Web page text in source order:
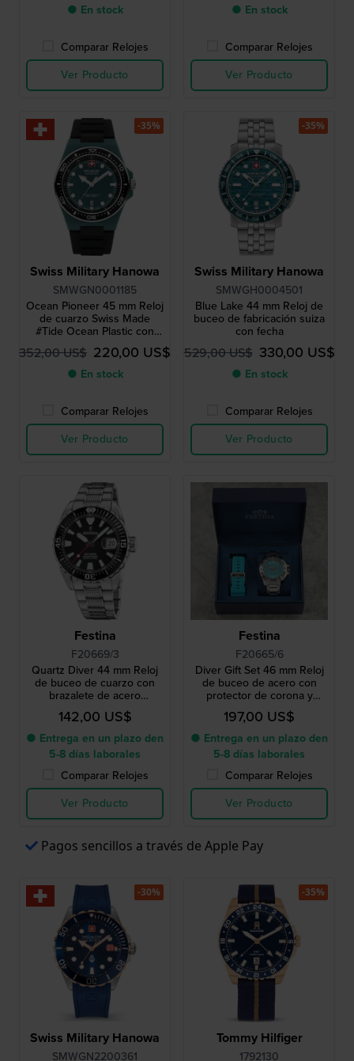
● En stock
Comparar Relojes
Ver Producto
● En stock
Comparar Relojes
Ver Producto
Swiss Military Hanowa
SMWGN0001185
Ocean Pioneer 45 mm Reloj
de cuarzo Swiss Made
#Tide Ocean Plastic con
fecha
352,00 US$ 220,00 US$
● En stock
Comparar Relojes
Ver Producto
-35%
Swiss Military Hanowa
SMWGH0004501
Blue Lake 44 mm Reloj de
buceo de fabricación suiza
con fecha
529,00 US$ 330,00 US$
● En stock
Comparar Relojes
Ver Producto
-35%
Festina
F20669/3
Quartz Diver 44 mm Reloj
de buceo de cuarzo con
brazalete de acero
inoxidable
142,00 US$
● Entrega en un plazo den
5-8 días laborales
Comparar Relojes
Ver Producto
Festina
F20665/6
Diver Gift Set 46 mm Reloj
de buceo de acero con
protector de corona y
correa adicional de silicona
turquesa
197,00 US$
● Entrega en un plazo den
5-8 días laborales
Comparar Relojes
Ver Producto
Pagos sencillos a través de Apple Pay
Swiss Military Hanowa
SMWGN2200361
-30%
Tommy Hilfiger
1792130
-35%